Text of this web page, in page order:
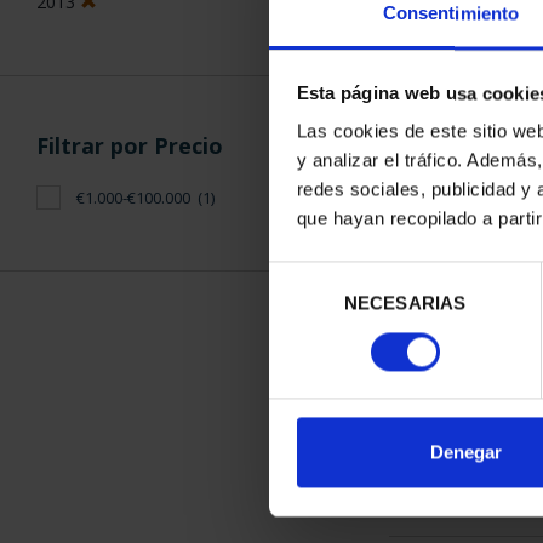
Consentimiento
Esta página web usa
Las cookies de este sitio
y analizar el tráfico.
redes sociales, publicidad y
que hayan recopilado a
consentimiento
NECESARIAS
Denegar
Filtrar por Precio
€1.000-€100.000 (1)
CAPITALES
ORDENAR POR: